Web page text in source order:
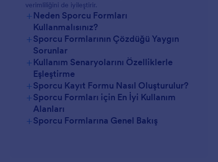
verimliliğini de iyileştirir.
+Neden Sporcu Formları
Kullanmalısınız?
+Sporcu Formlarının Çözdüğü Yaygın
Sorunlar
+Kullanım Senaryolarını Özelliklerle
Eşleştirme
+Sporcu Kayıt Formu Nasıl Oluşturulur?
+Sporcu Formları için En İyi Kullanım
Alanları
Yöneticiler için
+Sporcu Formlarına Genel Bakış